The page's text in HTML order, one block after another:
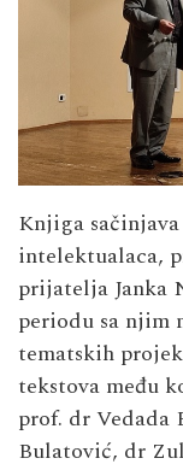
Knjiga
intelektualaca,
prijatelja Janka
periodu sa njim
tematskih
tekstova među
prof. dr
Bulatović, dr